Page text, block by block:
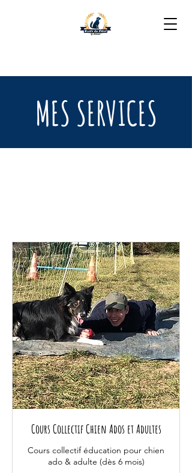
MES SERVICES
Cours Collectif Chien Ados et Adultes
Cours collectif éducation pour chien
ado & adulte (dès 6 mois)